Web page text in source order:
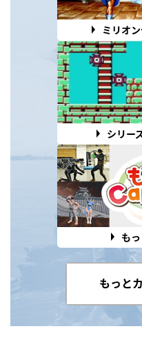
ミリオ
シリー
も
もっと